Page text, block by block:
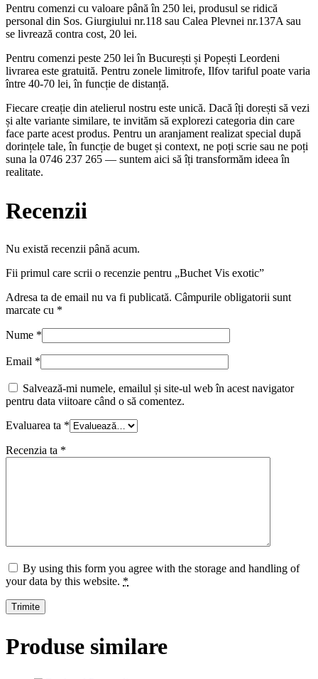
Pentru comenzi cu valoare până în 250 lei, produsul se ridică
personal din Sos. Giurgiului nr.118 sau Calea Plevnei nr.137A sau
se livrează contra cost, 20 lei.
Pentru comenzi peste 250 lei în București și Popești Leordeni
livrarea este gratuită. Pentru zonele limitrofe, Ilfov tariful poate varia
între 40-70 lei, în funcție de distanță.
Fiecare creație din atelierul nostru este unică. Dacă îți dorești să vezi
și alte variante similare, te invităm să explorezi categoria din care
face parte acest produs. Pentru un aranjament realizat special după
dorințele tale, în funcție de buget și context, ne poți scrie sau ne poți
suna la 0746 237 265 — suntem aici să îți transformăm ideea în
realitate.
Recenzii
Nu există recenzii până acum.
Fii primul care scrii o recenzie pentru „Buchet Vis exotic”
Adresa ta de email nu va fi publicată. Câmpurile obligatorii sunt
marcate cu *
Nume *
Email *
Salvează-mi numele, emailul și site-ul web în acest navigator
pentru data viitoare când o să comentez.
Evaluarea ta *
Recenzia ta *
By using this form you agree with the storage and handling of
your data by this website. *
Produse similare